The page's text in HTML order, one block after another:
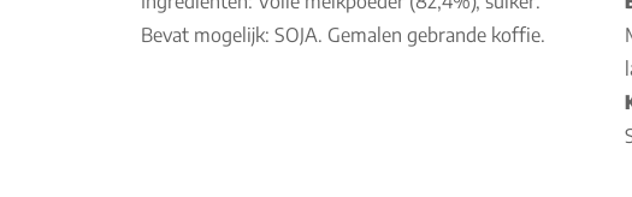
Bevat mogelijk: SOJA. Gemalen gebrande koffie.